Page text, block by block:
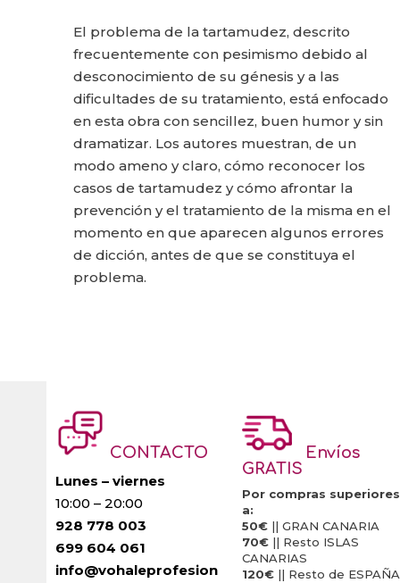
El problema de la tartamudez, descrito
frecuentemente con pesimismo debido al
desconocimiento de su génesis y a las
dificultades de su tratamiento, está enfocado
en esta obra con sencillez, buen humor y sin
dramatizar. Los autores muestran, de un
modo ameno y claro, cómo reconocer los
casos de tartamudez y cómo afrontar la
prevención y el tratamiento de la misma en el
momento en que aparecen algunos errores
de dicción, antes de que se constituya el
problema.
CONTACTO
Lunes – viernes
10:00 – 20:00
928 778 003
699 604 061
info@vohaleprofesion
Envíos
GRATIS
Por compras superiores
a:
50€|| GRAN CANARIA
70€|| Resto ISLAS
CANARIAS
120€|| Resto de ESPAÑA